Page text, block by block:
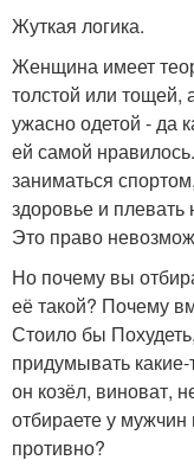
Жуткая логика.
Женщина имеет
толстой или тощей,
ужасно одетой - да
ей самой
заниматься
здоровье и
Это право
Но почему вы
её такой? Почему
Стоило бы
придумывать
он козёл, виноват,
отбираете у мужчин
противно?